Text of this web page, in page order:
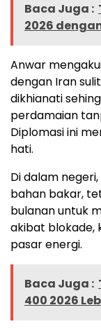
Baca Juga :
2026
Anwar
dengan Iran
dikhianati
perdamaian
Diplomasi ini
hati.
Di dalam
bahan bakar,
bulanan untuk
akibat blokade,
pasar energi.
Baca Juga :
400 2026